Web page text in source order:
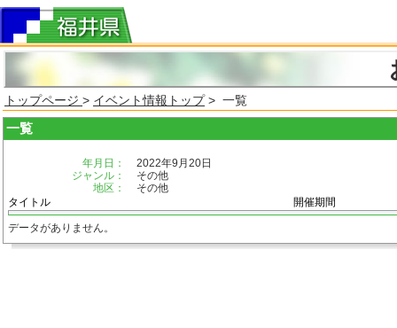
トップページ > イベント情報トップ> 一覧
一覧
年月日：
2022年9月20日
ジャンル：
その他
地区：
その他
タイトル
開催期間
データがありません。